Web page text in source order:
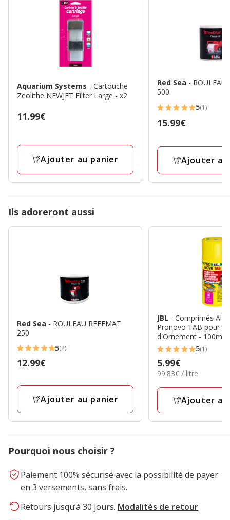
Aquarium Systems - Cartouche
Zeolithe NEWJET Filter Large - x2
Prix
11.99€
Ajouter au panier
Red Sea - ROULEAU
500
5
étoiles
1
5(1)
Prix
15.99€
Ajouter
Ils adoreront aussi
Red Sea - ROULEAU REEFMAT
250
5
étoiles
2
5(2)
Prix
12.99€
Ajouter au panier
JBL - Comprimés
Pronovo TAB pour
d'Ornement - 100ml
5
étoiles
avec
1
5(1)
Prix
5.99€
5.99€
99.83€
Litre
99.83€ / litre
Ajouter
Pourquoi nous choisir ?
Paiement 100% sécurisé avec la possibilité de payer
en 3 versements, sans frais.
Retours jusqu’à 30 jours. Modalités de retour